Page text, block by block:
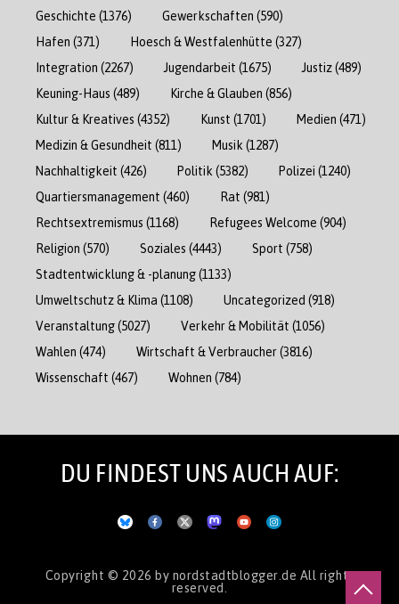
Geschichte (1376) Gewerkschaften (590)
Hafen (371) Hoesch & Westfalenhütte (327)
Integration (2267) Jugendarbeit (1675) Justiz(489)
Keuning-Haus (489) Kirche & Glauben (856)
Kultur & Kreatives (4352) Kunst (1701) Medien (471)
Medizin & Gesundheit (811) Musik (1287)
Nachhaltigkeit (426) Politik (5382) Polizei (1240)
Quartiersmanagement (460) Rat (981)
Rechtsextremismus (1168) Refugees Welcome (904)
Religion (570) Soziales (4443) Sport (758)
Stadtentwicklung & -planung(1133)
Umweltschutz & Klima (1108) Uncategorized (918)
Veranstaltung(5027) Verkehr & Mobilität (1056)
Wahlen (474) Wirtschaft & Verbraucher(3816)
Wissenschaft (467) Wohnen (784)
DU FINDEST UNS AUCH AUF:
Copyright © 2026 by nordstadtblogger.de All rights
reserved.